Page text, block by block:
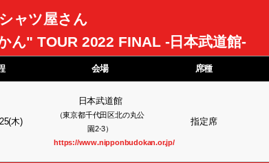
ャツ屋さん
ん" TOUR 2022 FINAL -日本武道館-
会場 席種
木)
日本武道館
（東京都千代田区北の丸公
園2-3）
https://www.nipponbudokan.or.jp/
指定席